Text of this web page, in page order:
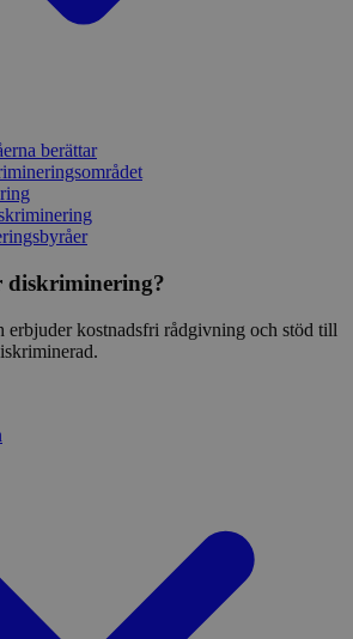
berättar
diskriminering?
erbjuder kostnadsfri rådgivning och stöd till